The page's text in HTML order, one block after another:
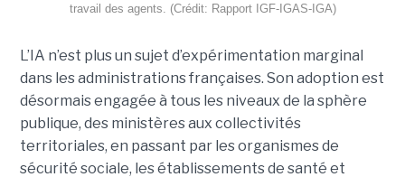
travail des agents. (Crédit: Rapport IGF-IGAS-IGA)
L’IA n’est plus un sujet d’expérimentation marginal
dans les administrations françaises. Son adoption est
désormais engagée à tous les niveaux de la sphère
publique, des ministères aux collectivités
territoriales, en passant par les organismes de
sécurité sociale, les établissements de santé et